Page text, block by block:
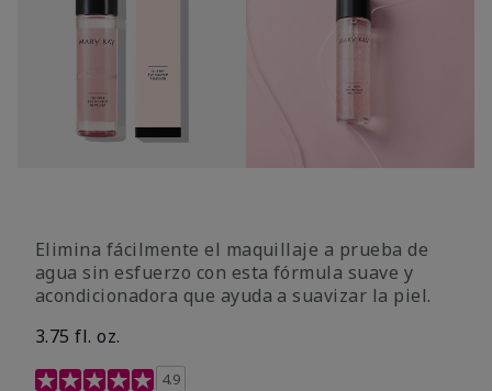
Elimina fácilmente el maquillaje a prueba de
agua sin esfuerzo con esta fórmula suave y
acondicionadora que ayuda a suavizar la piel.
3.75 fl. oz.
Calificación de clientes de 4,8 de 5
4.9